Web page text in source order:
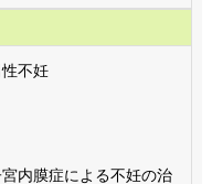
性不妊
内膜症による不妊の治